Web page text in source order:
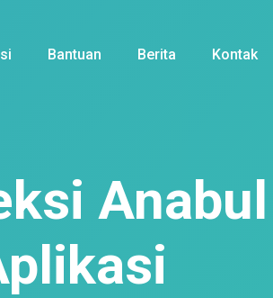
Bantuan Berita Kontak
Anabul